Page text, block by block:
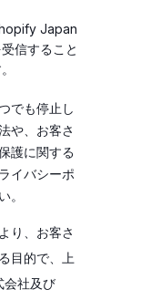
Japan
信すること
でも停止し
や、お客さ
護に関する
イバシーポ
。
り、お客さ
目的で、上
会社及び